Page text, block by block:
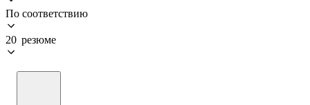
По соответствию
20 резюме